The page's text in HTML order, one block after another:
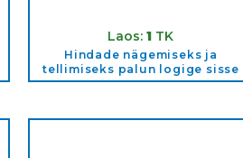
Laos:1 TK
Hindade nägemiseks ja
tellimiseks palun logige sisse